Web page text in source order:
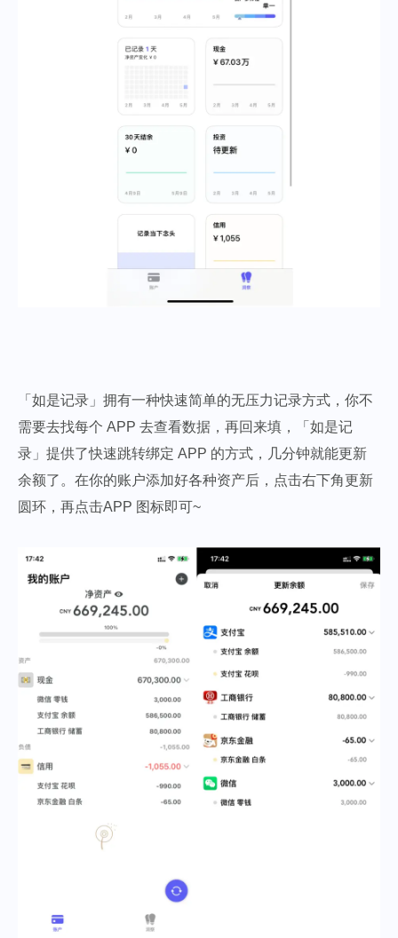
「如是记录」拥有一种快速简单的无压力记录方式，你不
需要去找每个 APP 去查看数据，再回来填，「如是记
录」提供了快速跳转绑定 APP 的方式，几分钟就能更新
余额了。在你的账户添加好各种资产后，点击右下角更新
圆环，再点击APP 图标即可~